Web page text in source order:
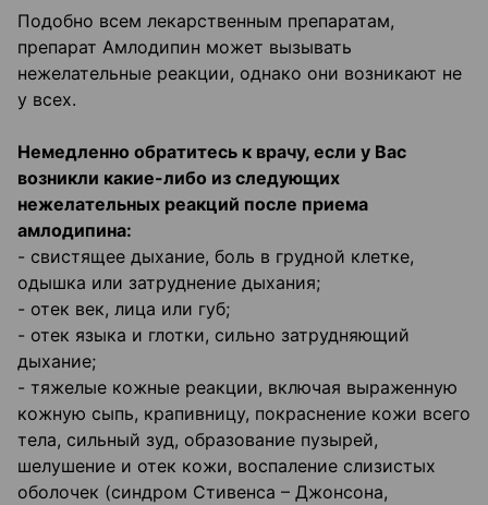
Подобно всем лекарственным препаратам,
препарат Амлодипин может вызывать
нежелательные реакции, однако они возникают не
у всех.
Немедленно обратитесь к врачу, если у Вас
возникли какие-либо из следующих
нежелательных реакций после приема
амлодипина:
- свистящее дыхание, боль в грудной клетке,
одышка или затруднение дыхания;
- отек век, лица или губ;
- отек языка и глотки, сильно затрудняющий
дыхание;
- тяжелые кожные реакции, включая выраженную
кожную сыпь, крапивницу, покраснение кожи всего
тела, сильный зуд, образование пузырей,
шелушение и отек кожи, воспаление слизистых
оболочек (синдром Стивенса – Джонсона,